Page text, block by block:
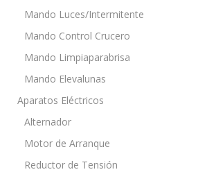
Mando Luces/Intermitente
Mando Control Crucero
Mando Limpiaparabrisa
Mando Elevalunas
Aparatos Eléctricos
Alternador
Motor de Arranque
Reductor de Tensión